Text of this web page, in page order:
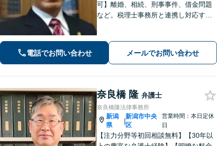
可】離婚、相続、刑事事件、借金問題
など。税理士事務所と連携し対応する
まずはお気軽にご相談ください【休
日・夜間相談可】
電話でお問い合わせ メールでお問い合わせ
奈良橋 隆 弁護士
奈良橋隆法律事務所
新潟
県
|
新潟市中央
区
営業時間：本日定休
日
【注力分野等初回相談無料】【30年以